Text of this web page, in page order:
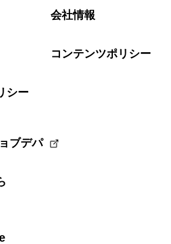
会社情報
コンテンツポリシー
シー
ブデパ